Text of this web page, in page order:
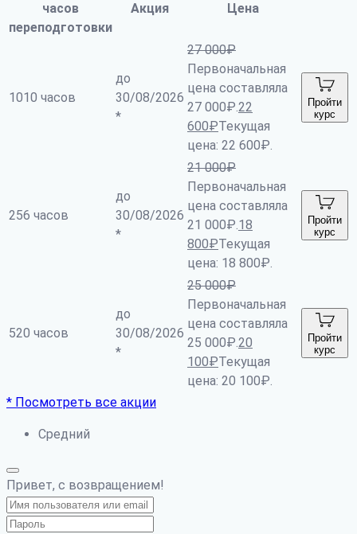
часов
переподготовки
Акция Цена
1010 часов
до
30/08/2026
*
27 000₽
Первоначальная
цена составляла
27 000₽.22
600₽Текущая
цена: 22 600₽.
Пройти
курс
256 часов
до
30/08/2026
*
21 000₽
Первоначальная
цена составляла
21 000₽.18
800₽Текущая
цена: 18 800₽.
Пройти
курс
520 часов
до
30/08/2026
*
25 000₽
Первоначальная
цена составляла
25 000₽.20
100₽Текущая
цена: 20 100₽.
Пройти
курс
* Посмотреть все акции
Средний
Привет, с возвращением!